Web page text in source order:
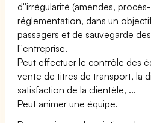
d''irrégularité (amendes,
réglementation, dans un
passagers et de sauvegarde
l''entreprise.
Peut effectuer le contrôle des
vente de titres de transport, la
satisfaction de la clientèle, ...
Peut animer une équipe.